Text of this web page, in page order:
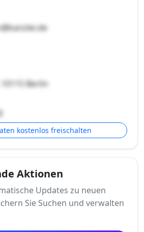
Berlin
kostenlos freischalten
Aktionen
Updates zu neuen
Sie Suchen und verwalten